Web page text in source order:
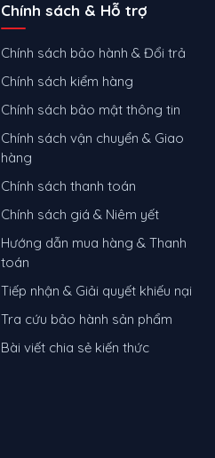
Chính sách & Hỗ trợ
Chính sách bảo hành & Đổi trả
Chính sách kiểm hàng
Chính sách bảo mật thông tin
Chính sách vận chuyển & Giao
hàng
Chính sách thanh toán
Chính sách giá & Niêm yết
Hướng dẫn mua hàng & Thanh
toán
Tiếp nhận & Giải quyết khiếu nại
Tra cứu bảo hành sản phẩm
Bài viết chia sẻ kiến thức